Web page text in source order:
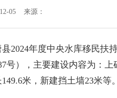
05 来源：
年度中央水库移民扶持
号），主要建设内容为：
米，新建挡土墙23米等